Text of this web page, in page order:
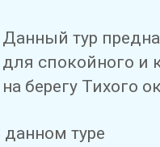
Данный тур
для спокойного и
на берегу Тихого
данном туре